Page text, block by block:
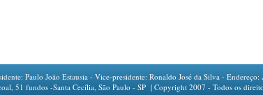
Paulo João Estausia - Vice-presidente: Ronaldo José da Silva -
51 fundos -Santa Cecília, São Paulo - SP | Copyright 2007 - Todos os